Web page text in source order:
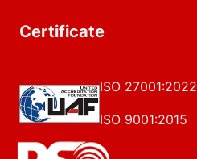
Certificate
ISO 27001:2022
ISO 9001:2015